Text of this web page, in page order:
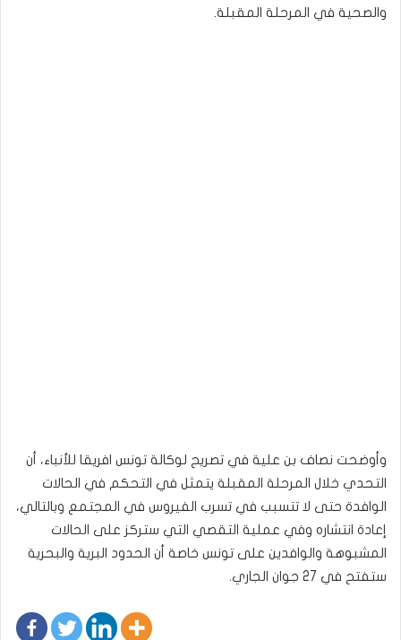
والصحية في المرحلة المقبلة.
وأوضحت نصاف بن علية في تصريح لوكالة تونس افريقا للأنباء، أن
التحدي خلال المرحلة المقبلة يتمثل في التحكم في الحالات
الوافدة حتى لا تتسبب في تسرب الفيروس في المجتمع وبالتالي،
إعادة انتشاره وفي عملية التقصي التي ستركز على الحالات
المشبوهة والوافدين على تونس خاصة أن الحدود البرية والبحرية
ستفتح في 27 جوان الجاري.